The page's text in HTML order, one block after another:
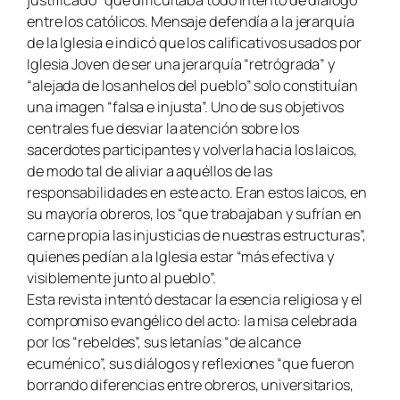
entre los católicos. Mensaje defendía a la jerarquía
de la Iglesia e indicó que los calificativos usados por
Iglesia Joven de ser una jerarquía “retrógrada” y
“alejada de los anhelos del pueblo” solo constituían
una imagen “falsa e injusta”. Uno de sus objetivos
centrales fue desviar la atención sobre los
sacerdotes participantes y volverla hacia los laicos,
de modo tal de aliviar a aquéllos de las
responsabilidades en este acto. Eran estos laicos, en
su mayoría obreros, los “que trabajaban y sufrían en
carne propia las injusticias de nuestras estructuras”,
quienes pedían a la Iglesia estar “más efectiva y
visiblemente junto al pueblo”.
Esta revista intentó destacar la esencia religiosa y el
compromiso evangélico del acto: la misa celebrada
por los “rebeldes”, sus letanías “de alcance
ecuménico”, sus diálogos y reflexiones “que fueron
borrando diferencias entre obreros, universitarios,